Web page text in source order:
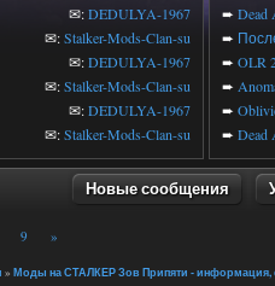
✉:DEDULYA-1967
✉:Stalker-Mods-Clan-su
✉:DEDULYA-1967
✉:Stalker-Mods-Clan-su
✉:DEDULYA-1967
✉:Stalker-Mods-Clan-su
➨ Dead
➨
➨ OLR
➨
➨
➨ Dead
Новые сообщения
9 »
» Моды на СТАЛКЕР Зов Припяти - информация,